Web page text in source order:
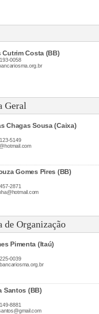
Costa (BB)
0058
Geral
Chagas Sousa (Caixa)
5149
Gomes Pires (BB)
2871
de Organização
Pimenta (Itaú)
0039
Santos (BB)
8881